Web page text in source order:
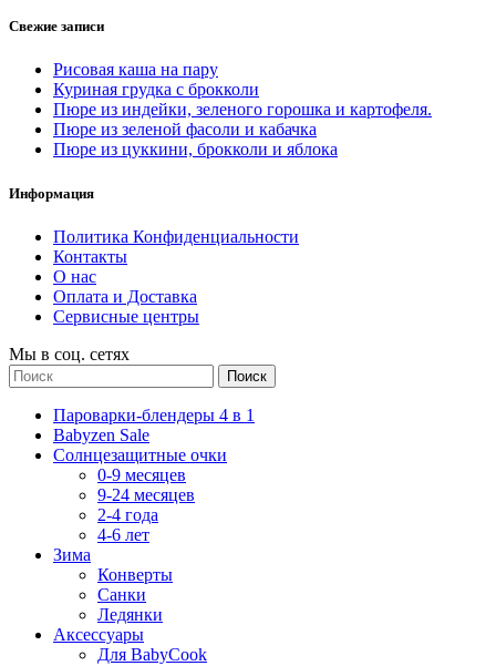
Свежие записи
Рисовая каша на пару
Куриная грудка с брокколи
Пюре из индейки, зеленого горошка и картофеля.
Пюре из зеленой фасоли и кабачка
Пюре из цуккини, брокколи и яблока
Информация
Политика Конфиденциальности
Контакты
О нас
Оплата и Доставка
Сервисные центры
Мы в соц. сетях
Поиск
Пароварки-блендеры 4 в 1
Babyzen Sale
Солнцезащитные очки
0-9 месяцев
9-24 месяцев
2-4 года
4-6 лет
Зима
Конверты
Санки
Ледянки
Аксессуары
Для BabyCook